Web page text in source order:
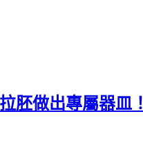
胚做出專屬器皿！